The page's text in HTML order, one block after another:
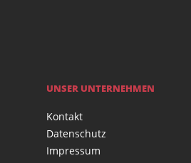
UNSER UNTERNEHMEN
Kontakt
Datenschutz
Impressum